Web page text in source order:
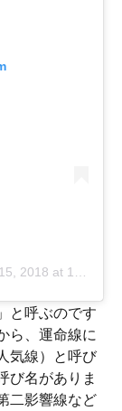
at 1:48am PDT
と呼ぶのです
ら、運命線に
気線）と呼び
び名がありま
二影響線など